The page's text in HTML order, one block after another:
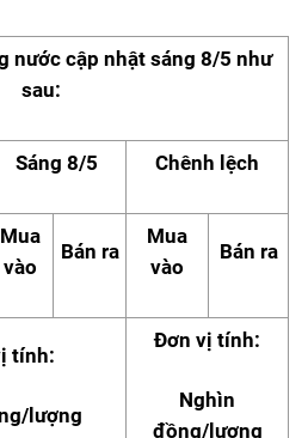
nước cập nhật sáng 8/5 như
sau:
Sáng 8/5 Chênh lệch
Mua
vào
Bán ra
Mua
vào
Bán ra
tính:
lượng
Đơn vị tính:
Nghìn
đồng/lượng